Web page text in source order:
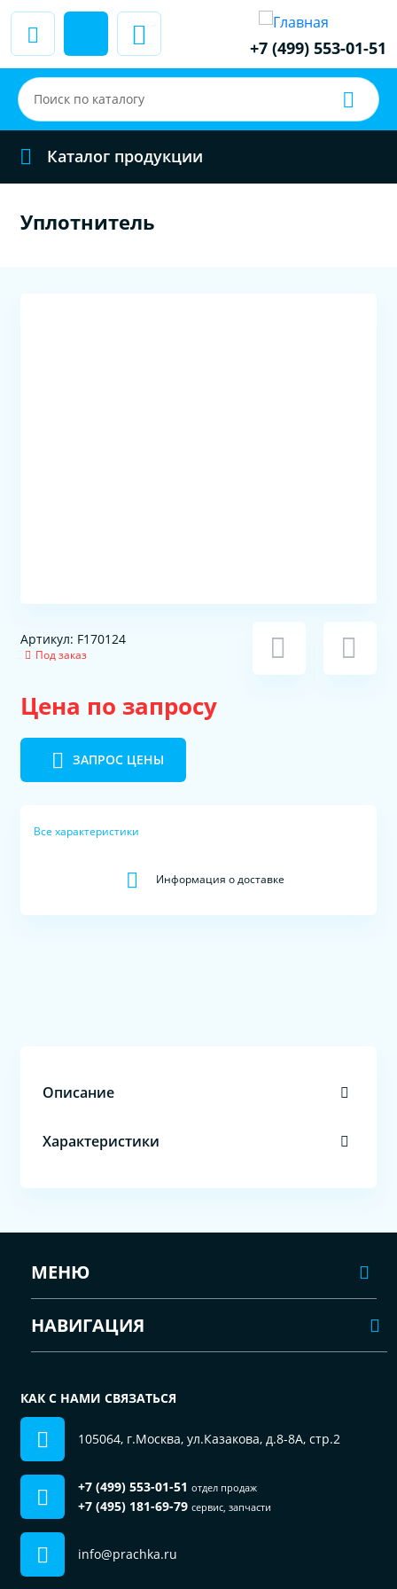
+7 (499) 553-01-51
Каталог продукции
Уплотнитель
Артикул: F170124
Под заказ
Цена по запросу
ЗАПРОС ЦЕНЫ
Все характеристики
Информация о доставке
Описание
Характеристики
МЕНЮ
НАВИГАЦИЯ
КАК С НАМИ СВЯЗАТЬСЯ
105064, г.Москва, ул.Казакова, д.8-8А, стр.2
+7 (499) 553-01-51 отдел продаж
+7 (495) 181-69-79 сервис, запчасти
info@prachka.ru